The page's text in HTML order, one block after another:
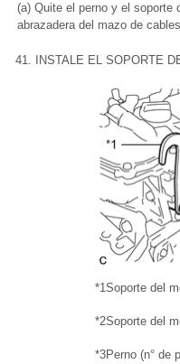
(a) Quite el perno y el soporte
abrazadera del mazo de
41. INSTALE EL SOPORTE
*1Soporte del
*2Soporte del
*3Perno (n° de